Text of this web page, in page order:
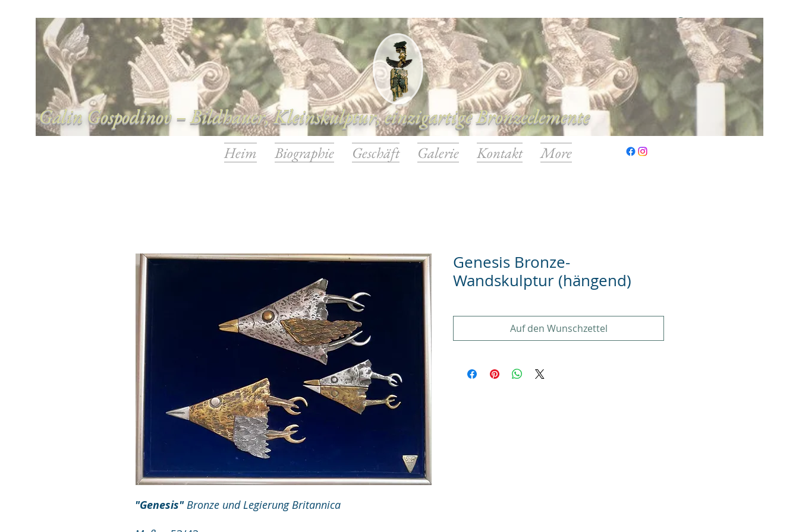
Anmelden
Galin Gospodinov – Bildhauer, Kleinskulptur, einzigartige Bronzeelemente
Heim Biographie Geschäft Galerie Kontakt More
"Genesis" Bronze und Legierung Britannica
Genesis Bronze-
Wandskulptur (hängend)
Auf den Wunschzettel